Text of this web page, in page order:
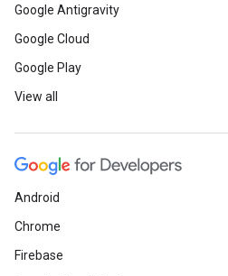
Google Antigravity
Google Cloud
Google Play
View all
Android
Chrome
Firebase